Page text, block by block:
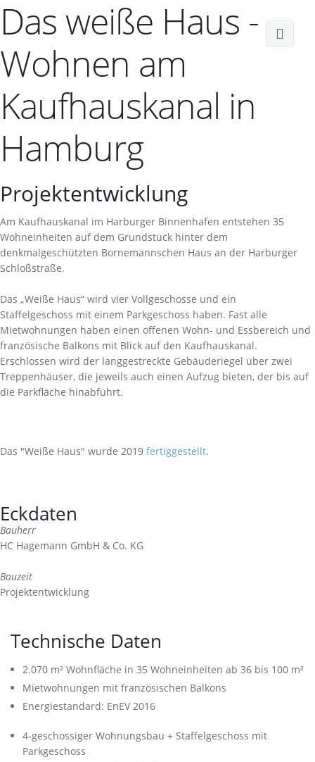
Über uns
Leistungen
Projektentwicklung
HC Hagemann ventures
Referenzen
News
Karriere
Offene Stellen
Kontakt
Kontaktdaten
Nachunternehmer
Das weiße Haus -
Wohnen am
Kaufhauskanal in
Hamburg
Projektentwicklung
Am Kaufhauskanal im Harburger Binnenhafen entstehen 35
Wohneinheiten auf dem Grundstück hinter dem
denkmalgeschützten Bornemannschen Haus an der Harburger
Schloßstraße.
Das „Weiße Haus“ wird vier Vollgeschosse und ein
Staffelgeschoss mit einem Parkgeschoss haben. Fast alle
Mietwohnungen haben einen offenen Wohn- und Essbereich und
französische Balkons mit Blick auf den Kaufhauskanal.
Erschlossen wird der langgestreckte Gebäuderiegel über zwei
Treppenhäuser, die jeweils auch einen Aufzug bieten, der bis auf
die Parkfläche hinabführt.
Das "Weiße Haus" wurde 2019 fertiggestellt.
Eckdaten
Bauherr
HC Hagemann GmbH & Co. KG
Bauzeit
Projektentwicklung
Technische Daten
2.070 m² Wohnfläche in 35 Wohneinheiten ab 36 bis 100 m²
Mietwohnungen mit französischen Balkons
Energiestandard: EnEV 2016
4-geschossiger Wohnungsbau + Staffelgeschoss mit
Parkgeschoss